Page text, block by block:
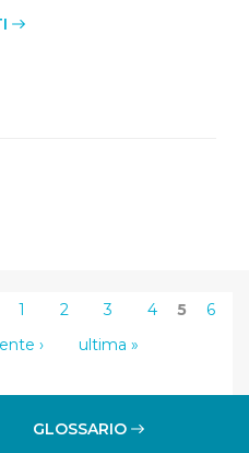
1 2 3 4 5
6
› ultima »
GLOSSARIO